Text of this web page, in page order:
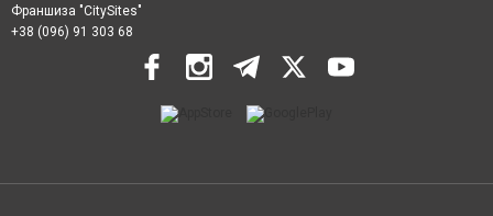
Франшиза "CitySites"
+38 (096) 91 303 68